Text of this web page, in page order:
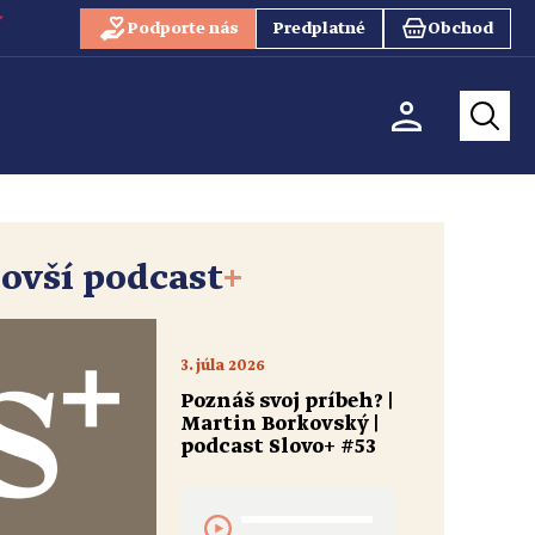
Podporte nás Predplatné Obchod
podcast+
3. júla 2026
Poznáš svoj príbeh? |
Martin Borkovský |
podcast Slovo+ #53